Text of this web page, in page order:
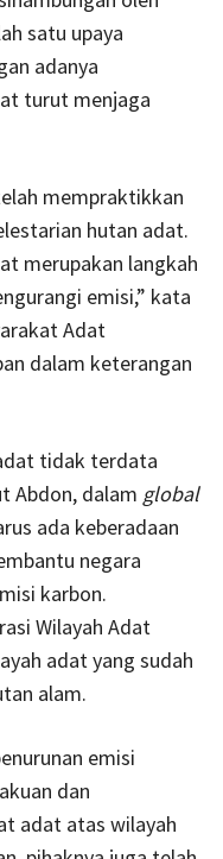
satu upaya
adanya
turut menjaga
mempraktikkan
hutan adat.
merupakan langkah
emisi,” kata
Adat
dalam keterangan
tidak terdata
Abdon, dalam global
ada keberadaan
negara
karbon.
Wilayah Adat
adat yang sudah
alam.
emisi
dan
adat atas wilayah